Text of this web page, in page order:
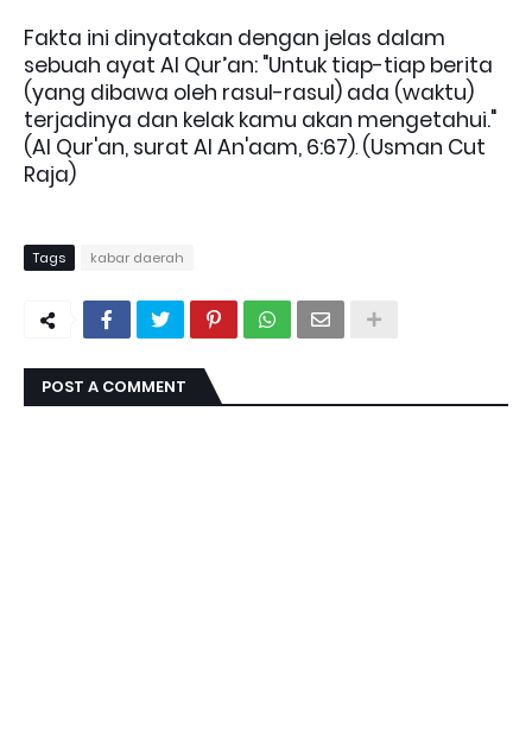
Fakta ini dinyatakan dengan jelas dalam
sebuah ayat Al Qur’an: "Untuk tiap-tiap berita
(yang dibawa oleh rasul-rasul) ada (waktu)
terjadinya dan kelak kamu akan mengetahui."
(Al Qur'an, surat Al An'aam, 6:67). (Usman Cut
Raja)
Tags kabar daerah
POST A COMMENT